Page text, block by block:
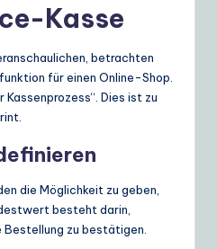
Kasse
betrachten
für einen Online-Shop.
Dies ist zu
die Möglichkeit zu geben,
besteht darin,
zu bestätigen.